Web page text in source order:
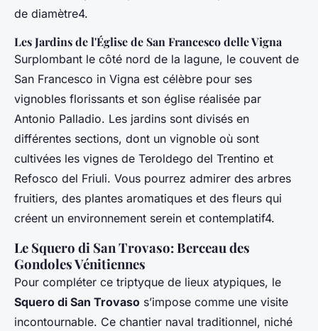
de diamètre4.
Les Jardins de l'Église de San Francesco delle Vigna
Surplombant le côté nord de la lagune, le couvent de
San Francesco in Vigna est célèbre pour ses
vignobles florissants et son église réalisée par
Antonio Palladio. Les jardins sont divisés en
différentes sections, dont un vignoble où sont
cultivées les vignes de Teroldego del Trentino et
Refosco del Friuli. Vous pourrez admirer des arbres
fruitiers, des plantes aromatiques et des fleurs qui
créent un environnement serein et contemplatif4.
Le Squero di San Trovaso: Berceau des
Gondoles Vénitiennes
Pour compléter ce triptyque de lieux atypiques, le
Squero di San Trovaso s’impose comme une visite
incontournable. Ce chantier naval traditionnel, niché